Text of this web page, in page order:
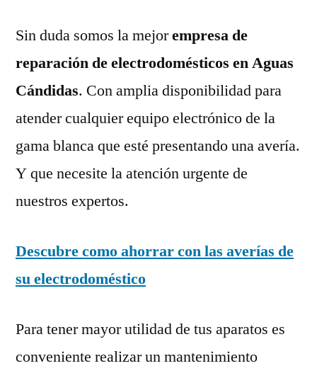
Sin duda somos la mejorempresa de
reparación de electrodomésticos en Aguas
Cándidas. Con amplia disponibilidad para
atender cualquier equipo electrónico de la
gama blanca que esté presentando una avería.
Y que necesite la atención urgente de
nuestros expertos.
Descubre como ahorrar con las averías de
su electrodoméstico
Para tener mayor utilidad de tus aparatos es
conveniente realizar un mantenimiento